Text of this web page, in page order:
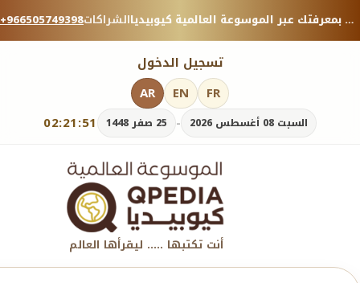
+966505749398الشراكات منصة معرفية موثوقة — شارك بمعرفتك عبر الموسوعة العالمية كيوبيديا.
تسجيل الدخول
02:21:51 السبت 08 أغسطس 2026 - 25 صفر 1448
AR EN FR
أنت تكتبها ..... ليقرأها العالم